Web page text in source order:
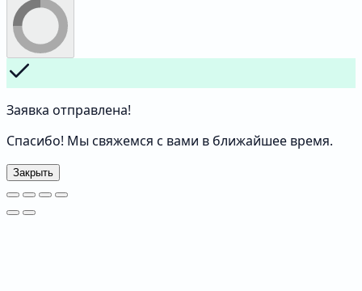
Заявка отправлена!
Спасибо! Мы свяжемся с вами в ближайшее время.
Закрыть